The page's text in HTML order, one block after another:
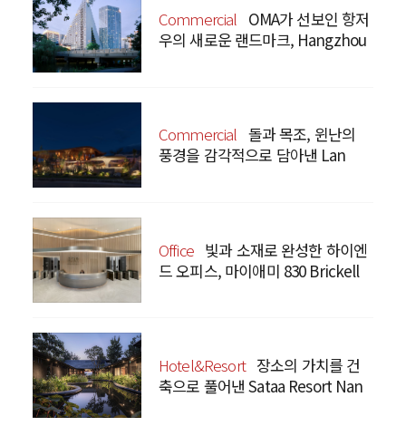
Commercial OMA가 선보인 항저
우의 새로운 랜드마크, Hangzhou
Commercial 돌과 목조, 윈난의
풍경을 감각적으로 담아낸 Lan
Office 빛과 소재로 완성한 하이엔
드 오피스, 마이애미 830 Brickell
Hotel&Resort 장소의 가치를 건
축으로 풀어낸 Sataa Resort Nan